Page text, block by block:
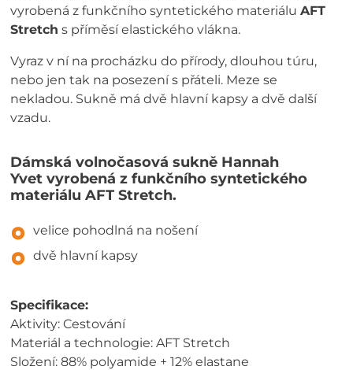
vyrobená z funkčního syntetického materiáluAFT
Stretch s příměsí elastického vlákna.
Vyraz v ní na procházku do přírody, dlouhou túru,
nebo jen tak na posezení s přáteli. Meze se
nekladou. Sukně má dvě hlavní kapsy a dvě další
vzadu.
Dámská volnočasová sukně Hannah
Yvet vyrobená z funkčního syntetického
materiálu AFT Stretch.
velice pohodlná na nošení
dvě hlavní kapsy
Specifikace:
Aktivity: Cestování
Materiál a technologie: AFT Stretch
Složení: 88% polyamide + 12% elastane